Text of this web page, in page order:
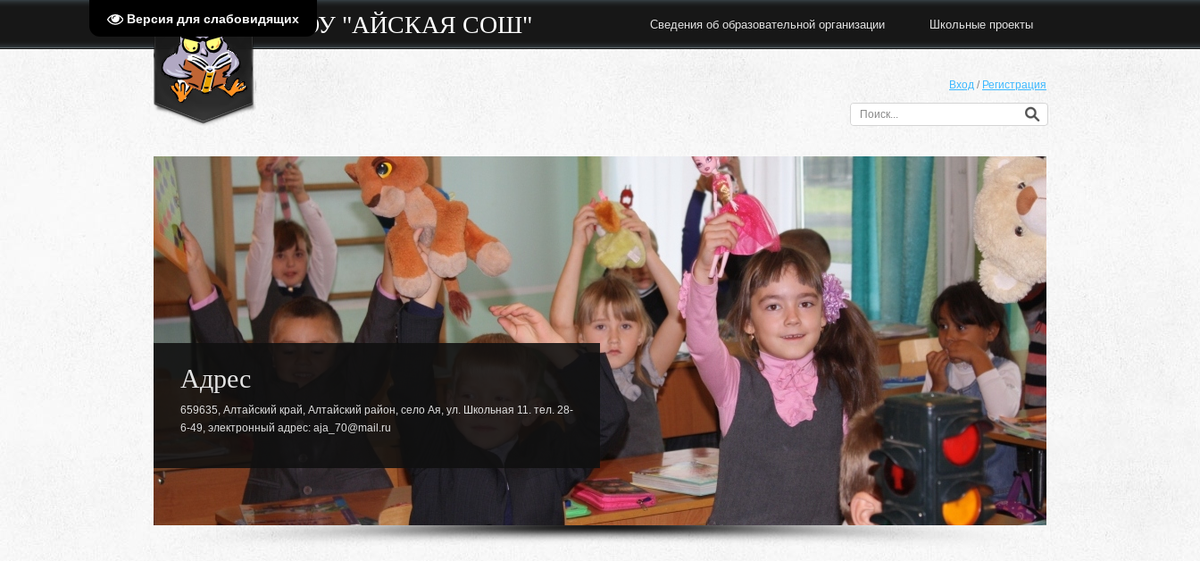
Версия для слабовидящихМБОУ "АЙСКАЯ СОШ" Сведения об образовательной организации Школьные проекты
Вход / Регистрация
Адрес
659635, Алтайский край, Алтайский район, село Ая, ул. Школьная 11. тел. 28-
6-49, электронный адрес: aja_70@mail.ru